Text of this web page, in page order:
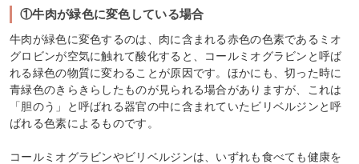
①牛肉が緑色に変色している場合
牛肉が緑色に変色するのは、肉に含まれる赤色の色素であるミオ
グロビンが空気に触れて酸化すると、コールミオグラビンと呼ば
れる緑色の物質に変わることが原因です。ほかにも、切った時に
青緑色のきらきらしたものが見られる場合がありますが、これは
「胆のう」と呼ばれる器官の中に含まれていたビリベルジンと呼
ばれる色素によるものです。
コールミオグラビンやビリベルジンは、いずれも食べても健康を